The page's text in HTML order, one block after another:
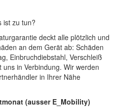
ist zu tun?
deckt alle plötzlich und
an dem Gerät ab: Schäden
Einbruchdiebstahl, Verschleiß
in Verbindung. Wir werden
in Ihrer Nähe
(ausser E_Mobility)